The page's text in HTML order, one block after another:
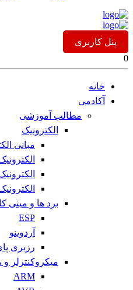
پنل کاربری
0
خانه
آکادمی
مطالب آموزشی
الکترونیک
مبانی
برد ها و مینی
ESP
آردوینو
رزبری
میکروکنترلر
ARM